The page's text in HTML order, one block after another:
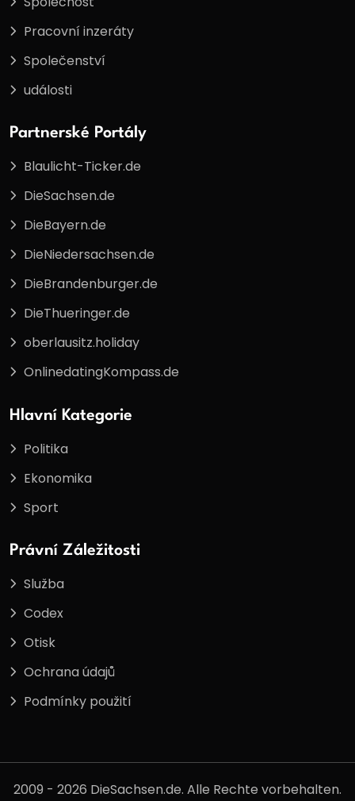
Pracovní inzeráty
Společenství
události
Partnerské Portály
Blaulicht-Ticker.de
DieSachsen.de
DieBayern.de
DieNiedersachsen.de
DieBrandenburger.de
DieThueringer.de
oberlausitz.holiday
OnlinedatingKompass.de
Hlavní Kategorie
Politika
Ekonomika
Sport
Právní Záležitosti
Služba
Codex
Otisk
Ochrana údajů
Podmínky použití
2009 - 2026 DieSachsen.de. Alle Rechte vorbehalten.